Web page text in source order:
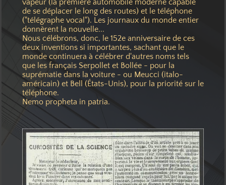
vapeur (la première automobile moderne capable
de se déplacer le long des routes) et le téléphone
("télégraphe vocal"). Les journaux du monde entier
donnèrent la nouvelle...
Nous célébrons, donc, le 152e anniversaire de ces
deux inventions si importantes, sachant que le
monde continuera à célébrer d'autres noms tels
que les français Serpollet et Bollée - pour la
suprématie dans la voiture - ou Meucci (italo-
américain) et Bell (États-Unis), pour la priorité sur le
téléphone.
Nemo propheta in patria.